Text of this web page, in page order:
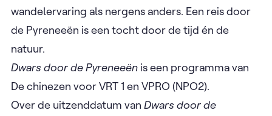
wandelervaring als nergens anders. Een reis door
de Pyreneeën is een tocht door de tijd én de
natuur.
Dwars door de Pyreneeën is een programma van
De chinezen voor VRT 1 en VPRO (NPO2).
Over de uitzenddatum van Dwars door de